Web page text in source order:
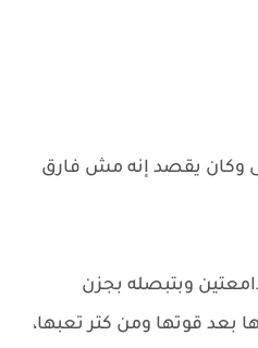
وكان يقصد إنه مش فارق
وبتبصله بجزن
قوتها ومن كتر تعبها،